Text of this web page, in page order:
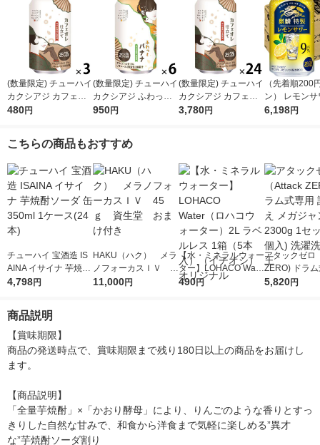
(数量限定) チューハイ
カクシアジ カフェオ
レ仕立て 缶 350ml 3
480円
(数量限定) チューハイ
カクシアジ ふわっと
バナナ 缶 350ml 6本
950円
(数量限定) チューハイ
カクシアジ カフェオ
レ仕立て 缶 350ml 1
3,780円
（先着順200
ン） レモン
ューハイ 麒麟特製 レ
6,198円
こちらの商品もおすすめ
チューハイ 宝酒造 IS
AINA イサイナ 芋焼酎
ソーダ 缶 350ml 1ケ
4,798円
HAKU（ハク） メラ
ノフォーカスＩＶ 4
5ｇ 資生堂 おまけ
11,000円
【水・ミネラルウォー
ター】LOHACO Wate
r（ロハコウォータ
490円
アタックゼロ
ZERO) ドラ
詰め替え メガ
5,820円
商品説明
【賞味期限】
商品の発送時点で、賞味期限まで残り180日以上の商品をお届けし
ます。
【商品説明】
「全量芋焼酎」×「かおり酵母」により、りんごのような香りとすっ
きりした自然な甘みで、和食から洋食まで気軽に楽しめる”異才
な”芋焼酎ソーダ割り